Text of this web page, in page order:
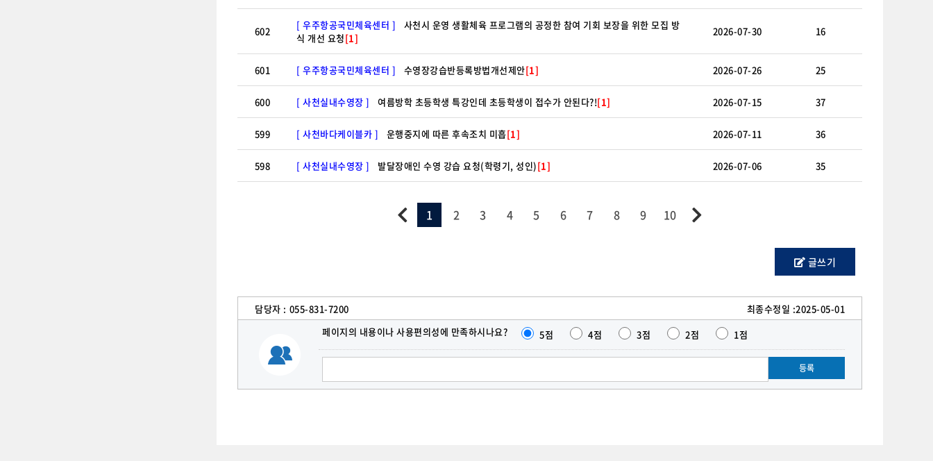
602 [ 우주항공국민체육센터 ]
사천시 운영 생활체육 프로그램의 공정한 참여 기회 보장을 위한 모집 방
식 개선 요청[1]
2026-07-30 16
601 [ 우주항공국민체육센터 ] 수영장강습반등록방법개선제안[1] 2026-07-26 25
600 [ 사천실내수영장 ] 여름방학 초등학생 특강인데 초등학생이 접수가 안된다?![1] 2026-07-15 37
599 [ 사천바다케이블카 ] 운행중지에 따른 후속조치 미흡[1] 2026-07-11 36
598 [ 사천실내수영장 ] 발달장애인 수영 강습 요청(학령기, 성인)[1] 2026-07-06 35
1 2 3 4 5 6 7 8 9 10
글쓰기
담당자 : 055-831-7200 최종수정일 :2025-05-01
페이지의 내용이나 사용편의성에 만족하시나요?
5점 4점 3점 2점 1점